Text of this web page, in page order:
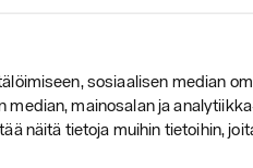
sosiaalisen median
mainosalan ja
näitä tietoja muihin tietoihin,